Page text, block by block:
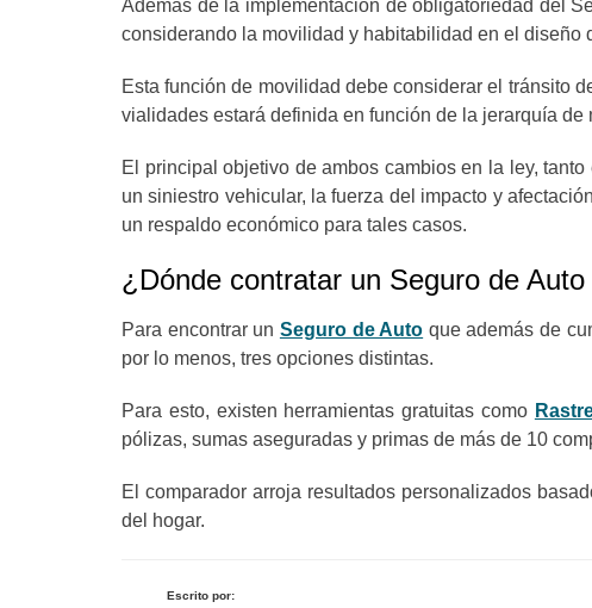
Además de la implementación de obligatoriedad del
considerando la movilidad y habitabilidad en el diseño
Esta función de movilidad debe considerar el tránsito
vialidades estará definida en función de la jerarquía
El principal objetivo de ambos cambios en la ley,
un siniestro vehicular, la fuerza del impacto y
un respaldo económico para tales casos.
¿Dónde contratar un Seguro de
Para encontrar un Seguro de Auto que además de
por lo menos, tres opciones distintas.
Para esto, existen herramientas gratuitas como
pólizas, sumas aseguradas y primas de más de 10
El comparador arroja resultados personalizados
del hogar.
Escrito por: